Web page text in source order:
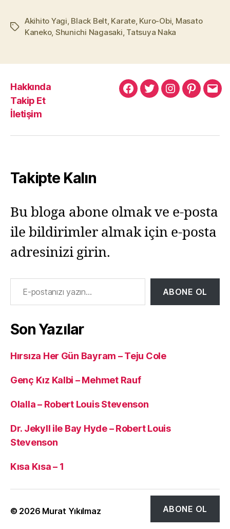
Etiketler
Akihito Yagi Black Belt, Karate, Kuro-Obi Masato
Kaneko, Shunichi Nagasaki Tatsuya Naka
Hakkında
Takip Et
İletişim
MuratMuratMuratPinterest
Takipte Kalın
Bu bloga abone olmak ve e-posta
ile bildirimler almak için e-posta
adresinizi girin.
E-postanızı yazın…
ABONE OL
Son Yazılar
Hırsıza Her Gün Bayram – Teju Cole
Genç Kız Kalbi – Mehmet Rauf
Olalla – Robert Louis Stevenson
Dr. Jekyll ile Bay Hyde – Robert Louis
Stevenson
Kısa Kısa – 1
© 2026 Murat Yıkılmaz Yukarı
ABONE OL